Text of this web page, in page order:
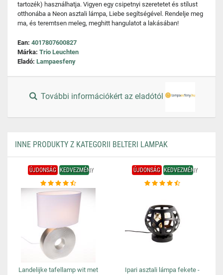
tartozék) használhatja. Vigyen egy csipetnyi szeretetet és stílust
otthonába a Neon asztali lámpa, Liebe segítségével. Rendelje meg
ma, és teremtsen meleg, meghitt hangulatot a lakásában!
Ean: 4017807600827
Márka: Trio Leuchten
Eladó: Lampaesfeny
További információkért az eladótól
INNE PRODUKTY Z KATEGORII BELTERI LAMPAK
ÚJDONSÁG KEDVEZMÉNY
Landelijke tafellamp wit met
ÚJDONSÁG KEDVEZMÉNY
Ipari asztali lámpa fekete -